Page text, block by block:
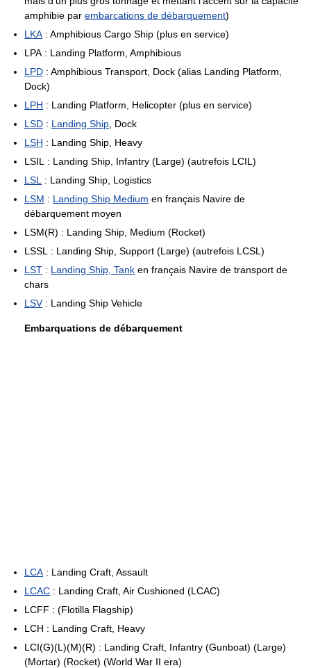
amphibie par embarcations de débarquement)
LKA : Amphibious Cargo Ship (plus en service)
LPA : Landing Platform, Amphibious
LPD : Amphibious Transport, Dock (alias Landing Platform,
Dock)
LPH : Landing Platform, Helicopter (plus en service)
LSD : Landing Ship , Dock
LSH : Landing Ship, Heavy
LSIL : Landing Ship, Infantry (Large) (autrefois LCIL)
LSL
: Landing Ship, Logistics
LSM : Landing Ship Medium en français Navire de
débarquement moyen
LSM(R) : Landing Ship, Medium (Rocket)
LSSL : Landing Ship, Support (Large) (autrefois LCSL)
LST : Landing Ship, Tank en français Navire de transport de
chars
LSV: Landing Ship Vehicle
Embarquations de débarquement
LCA : Landing Craft, Assault
LCAC : Landing Craft, Air Cushioned (LCAC)
LCFF : (Flotilla Flagship)
LCH : Landing Craft, Heavy
LCI(G)(L)(M)(R) : Landing Craft, Infantry (Gunboat) (Large)
(Mortar) (Rocket) (World War II era)